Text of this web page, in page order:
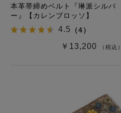
本革帯締めベルト『琳派シルバ
ー』【カレンブロッソ】
4.5 （4）
￥13,200 （税込）